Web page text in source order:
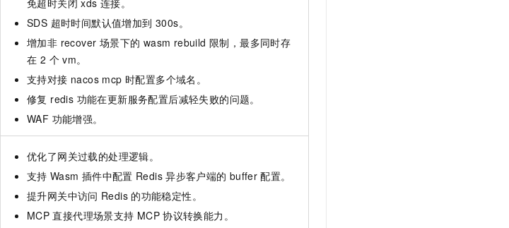
免超时关闭 xds 连接。
SDS 超时时间默认值增加到 300s。
增加非 recover 场景下的 wasm rebuild 限制，最多同时存
在 2 个 vm。
支持对接 nacos mcp 时配置多个域名。
修复 redis 功能在更新服务配置后减轻失败的问题。
WAF 功能增强。
优化了网关过载的处理逻辑。
支持 Wasm 插件中配置 Redis 异步客户端的 buffer 配置。
提升网关中访问 Redis 的功能稳定性。
MCP 直接代理场景支持 MCP 协议转换能力。